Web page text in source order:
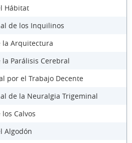
Hábitat
de los Inquilinos
la Arquitectura
Parálisis Cerebral
por el Trabajo Decente
de la Neuralgia Trigeminal
Calvos
Algodón